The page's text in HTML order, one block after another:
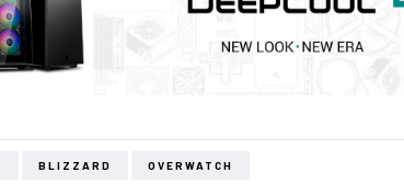
BLIZZARD OVERWATCH